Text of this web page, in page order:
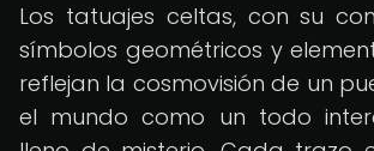
Los tatuajes celtas, con su
símbolos geométricos y
reflejan la cosmovisión de un
el mundo como un todo